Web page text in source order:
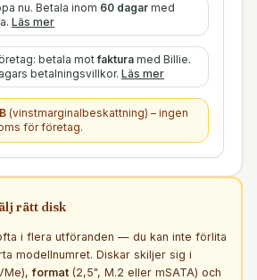
nu. Betala inom 60 dagar med
Läs mer
betala motfaktura med Billie.
betalningsvillkor. Läs mer
(vinstmarginalbeskattning) – ingen
för företag.
rätt disk
i flera utföranden — du kan inte förlita
modellnumret. Diskar skiljer sig i
format (2,5", M.2 eller mSATA) och